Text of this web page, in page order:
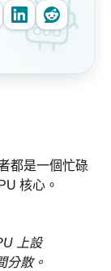
都是一個忙碌
核心。
上設
分散。